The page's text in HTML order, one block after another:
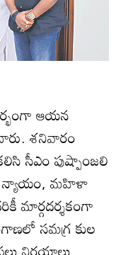
ఆయన
శనివారం
సీఎం పుష్పాంజలి
న్యాయం, మహిళా
మార్గదర్శకంగా
సమగ్ర కుల